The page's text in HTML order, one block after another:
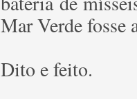
Mar Verde fosse
Dito e feito.